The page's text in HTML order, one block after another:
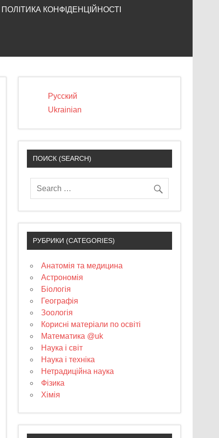
ПОЛІТИКА КОНФІДЕНЦІЙНОСТІ
Русский
Ukrainian
ПОИСК (SEARCH)
РУБРИКИ (CATEGORIES)
Анатомія та медицина
Астрономія
Біологія
Географія
Зоологія
Корисні матеріали по освіті
Математика @uk
Наука і світ
Наука і техніка
Нетрадиційна наука
Фізика
Хімія